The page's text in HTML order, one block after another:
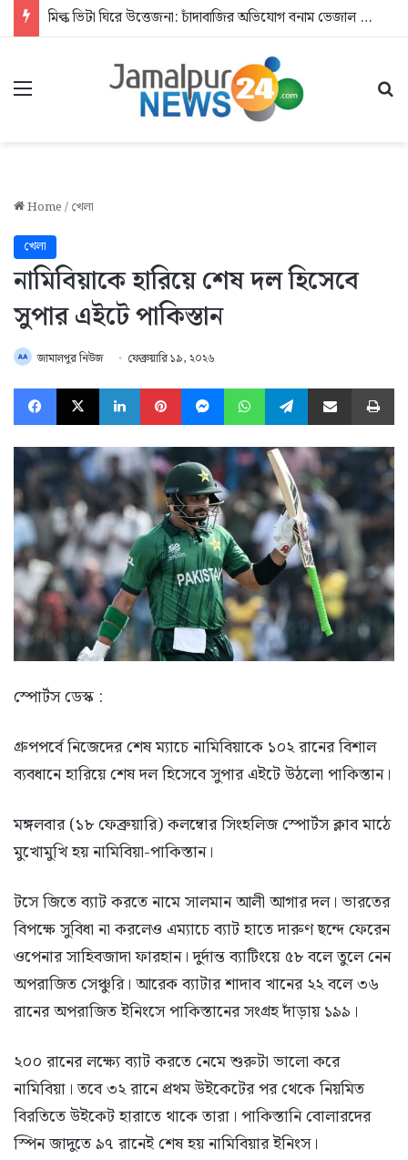
মিল্ক ভিটা ঘিরে উত্তেজনা: চাঁদাবাজির অভিযোগ বনাম ভেজাল দুধের জিডি
Menu
Home/খেলা
খেলা
নামিবিয়াকে হারিয়ে শেষ দল হিসেবে
সুপার এইটে পাকিস্তান
জামালপুর নিউজ ফেব্রুয়ারি ১৯, ২০২৬
Facebook
X LinkedInPinterestMessengerWhatsAppTelegramShare via Email
স্পোর্টস ডেস্ক :
গ্রুপপর্বে নিজেদের শেষ ম্যাচে নামিবিয়াকে ১০২ রানের বিশাল
ব্যবধানে হারিয়ে শেষ দল হিসেবে সুপার এইটে উঠলো পাকিস্তান।
মঙ্গলবার (১৮ ফেব্রুয়ারি) কলম্বোর সিংহলিজ স্পোর্টস ক্লাব মাঠে
মুখোমুখি হয় নামিবিয়া-পাকিস্তান।
টসে জিতে ব্যাট করতে নামে সালমান আলী আগার দল। ভারতের
বিপক্ষে সুবিধা না করলেও এম্যাচে ব্যাট হাতে দারুণ ছন্দে ফেরেন
ওপেনার সাহিবজাদা ফারহান। দুর্দান্ত ব্যাটিংয়ে ৫৮ বলে তুলে নেন
অপরাজিত সেঞ্চুরি। আরেক ব্যাটার শাদাব খানের ২২ বলে ৩৬
রানের অপরাজিত ইনিংসে পাকিস্তানের সংগ্রহ দাঁড়ায় ১৯৯।
২০০ রানের লক্ষ্যে ব্যাট করতে নেমে শুরুটা ভালো করে
নামিবিয়া। তবে ৩২ রানে প্রথম উইকেটের পর থেকে নিয়মিত
বিরতিতে উইকেট হারাতে থাকে তারা। পাকিস্তানি বোলারদের
স্পিন জাদুতে ৯৭ রানেই শেষ হয় নামিবিয়ার ইনিংস।